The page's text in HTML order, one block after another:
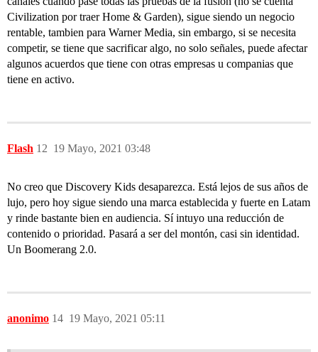
Civilization por traer Home & Garden), sigue siendo un negocio
rentable, tambien para Warner Media, sin embargo, si se necesita
competir, se tiene que sacrificar algo, no solo señales, puede afectar
algunos acuerdos que tiene con otras empresas u companias que
tiene en activo.
Flash 19 Mayo, 2021 03:48
12
No creo que Discovery Kids desaparezca. Está lejos de sus años de
lujo, pero hoy sigue siendo una marca establecida y fuerte en Latam
y rinde bastante bien en audiencia. Sí intuyo una reducción de
contenido o prioridad. Pasará a ser del montón, casi sin identidad.
Un Boomerang 2.0.
anonimo 19 Mayo, 2021 05:11
14